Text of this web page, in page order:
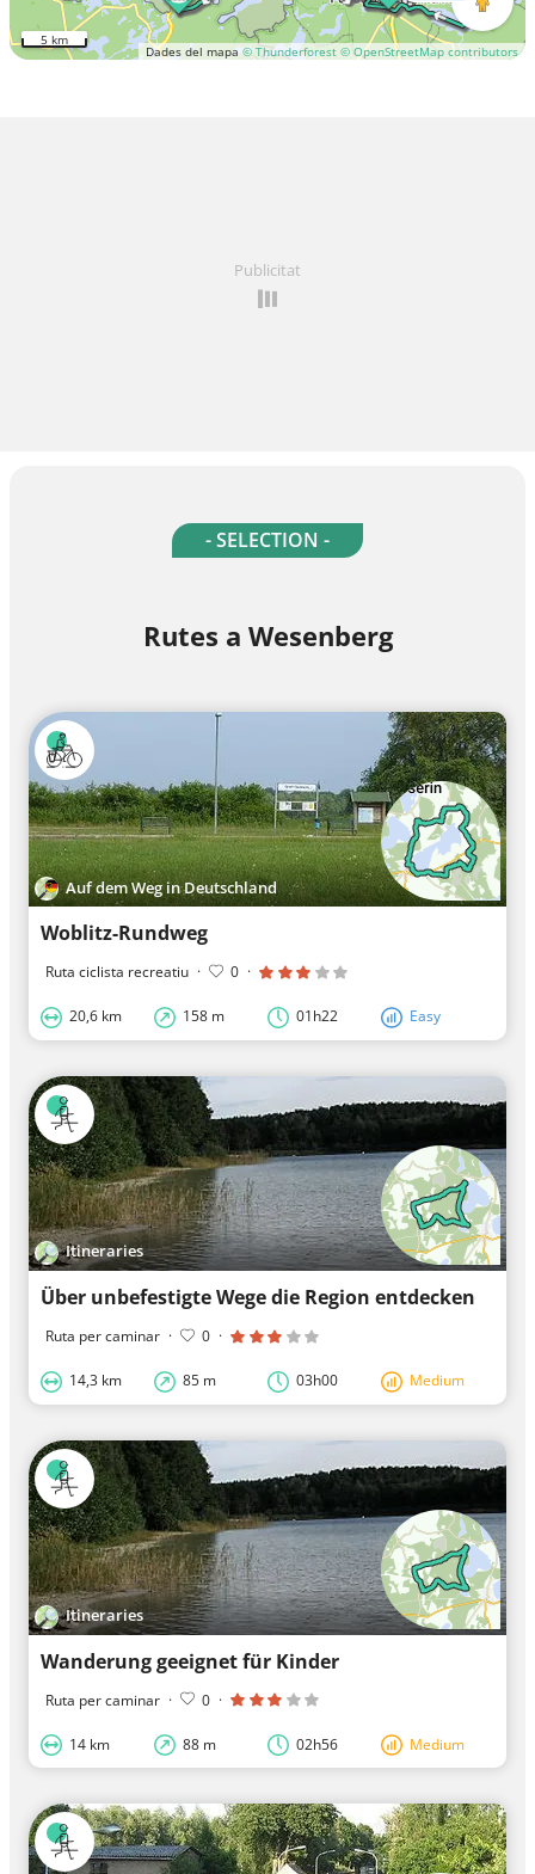
Dades del mapa© Thunderforest © OpenStreetMap contributors
5 km
Publicitat
- SELECTION -
Rutes a Wesenberg
Auf dem Weg in Deutschland
Woblitz-Rundweg
Ruta ciclista recreatiu · 0 ·
20,6 km 158 m 01h22 Easy
Itineraries
Über unbefestigte Wege die Region entdecken
Ruta per caminar · 0 ·
14,3 km 85 m 03h00 Medium
Itineraries
Wanderung geeignet für Kinder
Ruta per caminar · 0 ·
14 km 88 m 02h56 Medium